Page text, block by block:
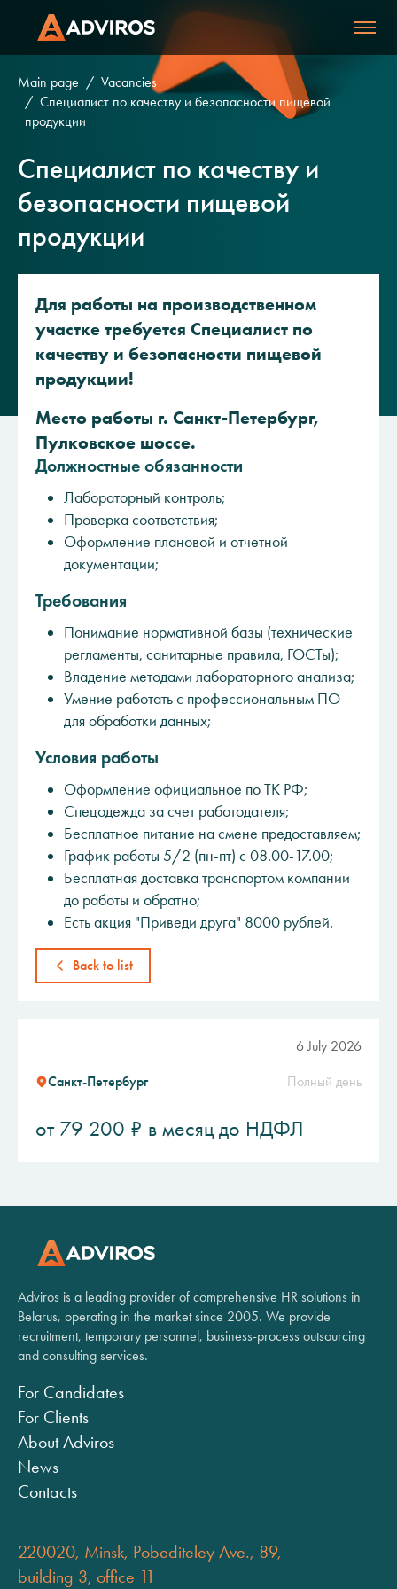
Main page
Vacancies
Специалист по качеству и безопасности пищевой
продукции
Специалист по качеству и
безопасности пищевой
продукции
Для работы на производственном
участке требуется Специалист по
качеству и безопасности пищевой
продукции!
Место работы г. Санкт-Петербург,
Пулковское шоссе.
Должностные обязанности
Лабораторный контроль;
Проверка соответствия;
Оформление плановой и отчетной
документации;
Требования
Понимание нормативной базы (технические
регламенты, санитарные правила, ГОСТы);
Владение методами лабораторного анализа;
Умение работать с профессиональным ПО
для обработки данных;
Условия работы
Оформление официальное по ТК РФ;
Спецодежда за счет работодателя;
Бесплатное питание на смене предоставляем;
График работы 5/2 (пн-пт) с 08.00-17.00;
Бесплатная доставка транспортом компании
до работы и обратно;
Есть акция "Привeди друга" 8000 рублей.
Back to list
6 July 2026
Санкт-Петербург Полный день
от 79 200 ₽ в месяц до НДФЛ
Adviros is a leading provider of comprehensive HR solutions in
Belarus, operating in the market since 2005. We provide
recruitment, temporary personnel, business-process outsourcing
and consulting services.
For Candidates
For Clients
About Adviros
News
Contacts
220020, Minsk, Pobediteley Ave., 89,
building 3, office 11